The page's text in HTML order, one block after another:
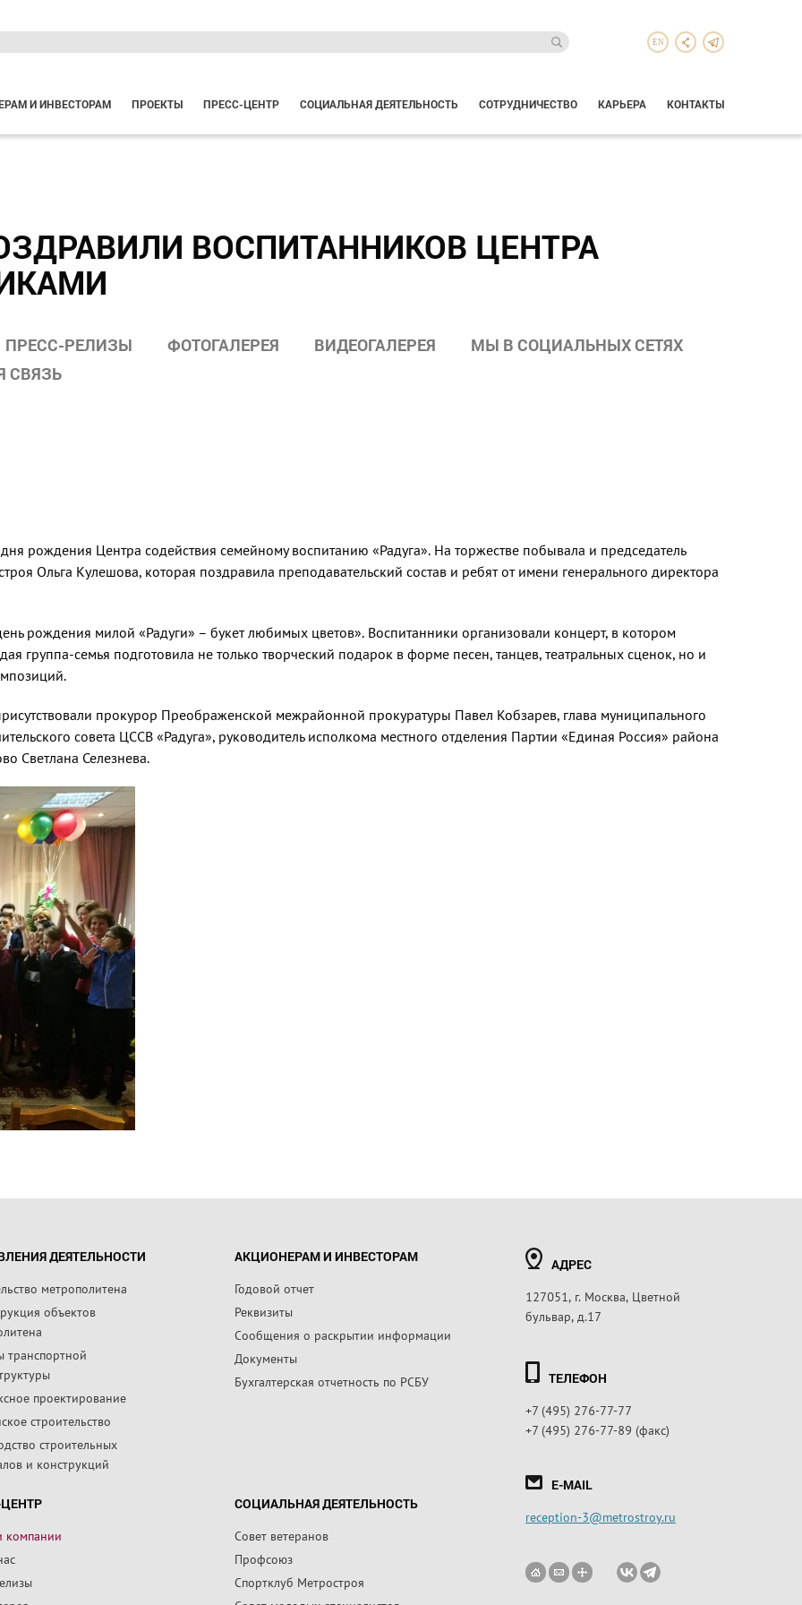
EN
И ИНВЕСТОРАМ ПРОЕКТЫ ПРЕСС-ЦЕНТР СОЦИАЛЬНАЯ ДЕЯТЕЛЬНОСТЬ СОТРУДНИЧЕСТВО КАРЬЕРА КОНТАКТЫ
ВОСПИТАННИКОВ ЦЕНТРА
ПРЕСС-РЕЛИЗЫ ФОТОГАЛЕРЕЯ ВИДЕОГАЛЕРЕЯ
МЫ В СОЦИАЛЬНЫХ СЕТЯХ
СВЯЗЬ
рождения Центра содействия семейному воспитанию «Радуга». На торжестве побывала и председатель
Ольга Кулешова, которая поздравила преподавательский состав и ребят от имени генерального директора
рождения милой «Радуги» – букет любимых цветов». Воспитанники организовали концерт, в котором
группа-семья подготовила не только творческий подарок в форме песен, танцев, театральных сценок, но и
прокурор Преображенской межрайонной прокуратуры Павел Кобзарев, глава муниципального
совета ЦССВ «Радуга», руководитель исполкома местного отделения Партии «Единая Россия» района
Светлана Селезнева.
ДЕЯТЕЛЬНОСТИ
метрополитена
объектов
транспортной
проектирование
строительство
строительных
и конструкций
АКЦИОНЕРАМ И ИНВЕСТОРАМ
Годовой отчет
Реквизиты
Сообщения о раскрытии информации
Документы
Бухгалтерская отчетность по РСБУ
компании
СОЦИАЛЬНАЯ ДЕЯТЕЛЬНОСТЬ
Совет ветеранов
Профсоюз
Спортклуб Метростроя
АДРЕС
127051, г. Москва, Цветной
бульвар, д.17
ТЕЛЕФОН
+7 (495) 276-77-77
+7 (495) 276-77-89 (факс)
E-MAIL
reception-3@metrostroy.ru